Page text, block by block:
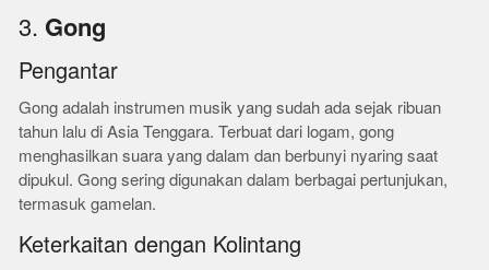
3. Gong
Pengantar
Gong adalah instrumen musik yang sudah ada sejak ribuan
tahun lalu di Asia Tenggara. Terbuat dari logam, gong
menghasilkan suara yang dalam dan berbunyi nyaring saat
dipukul. Gong sering digunakan dalam berbagai pertunjukan,
termasuk gamelan.
Keterkaitan dengan Kolintang